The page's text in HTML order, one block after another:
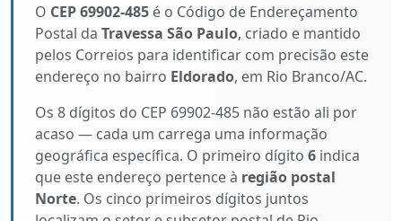
O CEP 69902-485 é o Código de Endereçamento
Postal da Travessa São Paulo, criado e mantido
pelos Correios para identificar com precisão este
endereço no bairro Eldorado, em Rio Branco/AC.
Os 8 dígitos do CEP 69902-485 não estão ali por
acaso — cada um carrega uma informação
geográfica específica. O primeiro dígito 6 indica
que este endereço pertence à região postal
Norte. Os cinco primeiros dígitos juntos